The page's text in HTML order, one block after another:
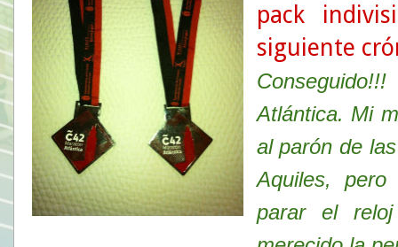
pack
siguiente
Atlántica. Mi
al parón de
Aquiles,
parar el